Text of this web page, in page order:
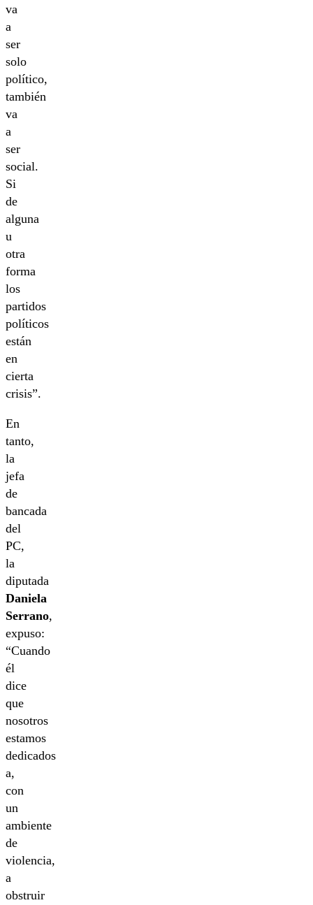
va
a
ser
solo
político,
también
va
a
ser
social.
Si
de
alguna
u
otra
forma
los
partidos
políticos
están
en
cierta
crisis”.
En
tanto,
la
jefa
de
bancada
del
PC,
la
diputada
Daniela
Serrano,
expuso:
“Cuando
él
dice
que
nosotros
estamos
dedicados
a,
con
un
ambiente
de
violencia,
a
obstruir